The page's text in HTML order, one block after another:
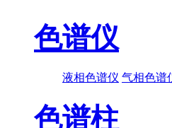
色谱仪
液相色谱仪 气相色谱
色谱柱